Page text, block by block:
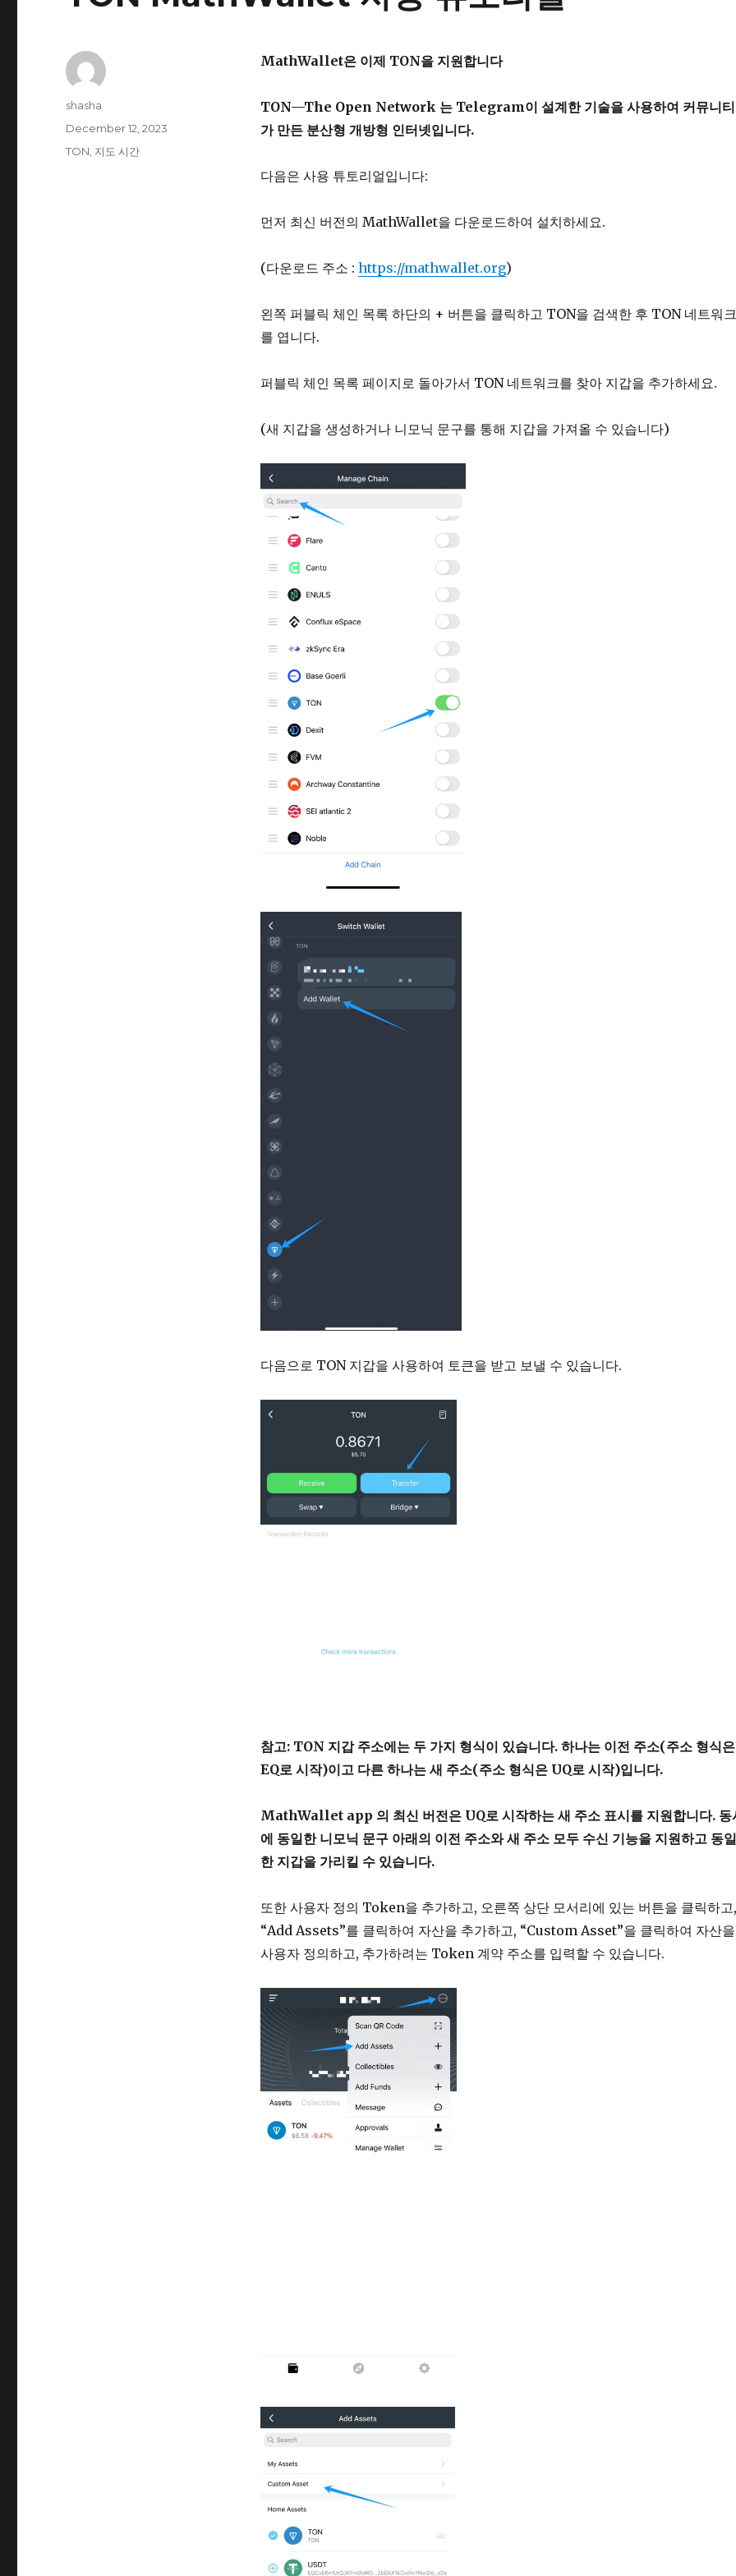
MathWallet은 이제 TON을 지원합니다
TON—The Open Network 는 Telegram이 설계한 기술을 사용하여 커뮤니티
가 만든 분산형 개방형 인터넷입니다.
다음은 사용 튜토리얼입니다:
먼저 최신 버전의 MathWallet을 다운로드하여 설치하세요.
(다운로드 주소 : https://mathwallet.org)
왼쪽 퍼블릭 체인 목록 하단의 + 버튼을 클릭하고 TON을 검색한 후 TON 네트워크
를 엽니다.
퍼블릭 체인 목록 페이지로 돌아가서 TON 네트워크를 찾아 지갑을 추가하세요.
(새 지갑을 생성하거나 니모닉 문구를 통해 지갑을 가져올 수 있습니다)
다음으로 TON 지갑을 사용하여 토큰을 받고 보낼 수 있습니다.
참고: TON 지갑 주소에는 두 가지 형식이 있습니다. 하나는 이전 주소(주소 형식은
EQ로 시작)이고 다른 하나는 새 주소(주소 형식은 UQ로 시작)입니다.
MathWallet app 의 최신 버전은 UQ로 시작하는 새 주소 표시를 지원합니다. 동
에 동일한 니모닉 문구 아래의 이전 주소와 새 주소 모두 수신 기능을 지원하고 동일
한 지갑을 가리킬 수 있습니다.
또한 사용자 정의 Token을 추가하고, 오른쪽 상단 모서리에 있는 버튼을 클릭하고,
“Add Assets”를 클릭하여 자산을 추가하고, “Custom Asset”을 클릭하여 자산을
사용자 정의하고, 추가하려는 Token 계약 주소를 입력할 수 있습니다.
Author
shasha
Posted
on
December 12, 2023
Tags
TON 지도 시간